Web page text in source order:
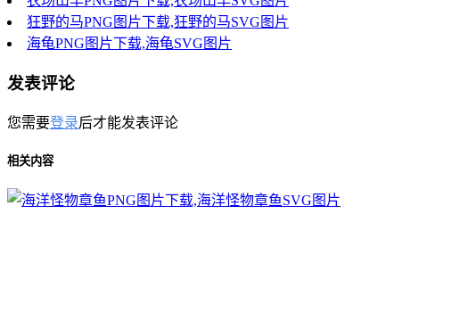
狂野的马PNG图片下载,狂野的马SVG图片
海龟PNG图片下载,海龟SVG图片
发表评论
您需要登录后才能发表评论
相关内容